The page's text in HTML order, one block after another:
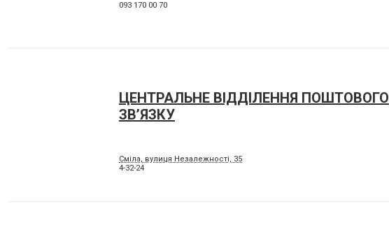
093 170 00 70
ЦЕНТРАЛЬНЕ ВІДДІЛЕННЯ ПОШТОВОГО
ЗВ’ЯЗКУ
Сміла, вулиця Незалежності, 35
4-32-24